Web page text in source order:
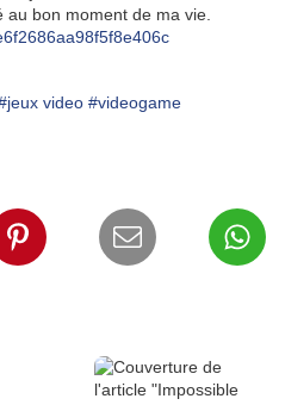
bon moment de ma vie.
video #videogame